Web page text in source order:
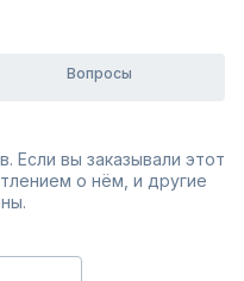
Вопросы
Если вы заказывали этот
о нём, и другие